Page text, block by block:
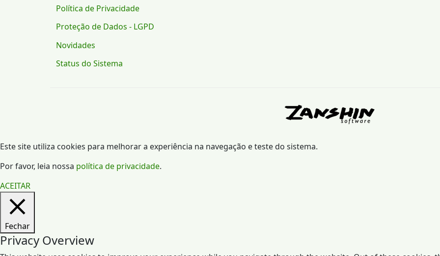
Política de Privacidade
Proteção de Dados - LGPD
Novidades
Status do Sistema
Este site utiliza cookies para melhorar a experiência na navegação e teste do sistema.
Por favor, leia nossa política de privacidade.
ACEITAR
Fechar
Privacy Overview